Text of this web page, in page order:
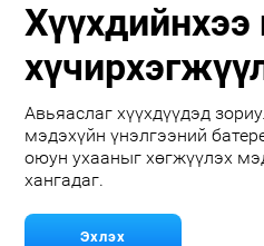
Хүүхдийнхээ
Авьяаслаг хүүхдүүдэд
мэдэхүйн үнэлгээний
оюун ухааныг хөгжүүлэх
хангадаг.
Эхлэх